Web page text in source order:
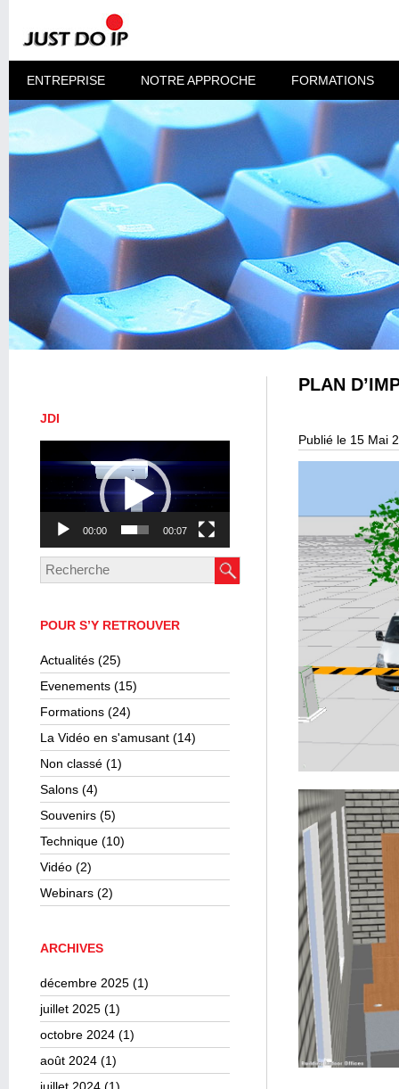
ENTREPRISE NOTRE APPROCHE FORMATIONS
JDI
vidéo
00:00 00:07
POUR S’Y RETROUVER
Actualités (25)
Evenements (15)
Formations (24)
La Vidéo en s'amusant (14)
Non classé (1)
Salons (4)
Souvenirs (5)
Technique (10)
Vidéo (2)
Webinars (2)
ARCHIVES
décembre 2025 (1)
juillet 2025 (1)
octobre 2024 (1)
août 2024 (1)
PLAN
Publié le 15 Mai